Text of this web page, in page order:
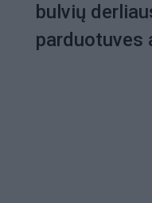
bulvių
parduotuves